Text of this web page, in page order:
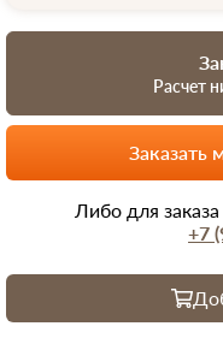
Расчет
Заказать
Либо для
+7